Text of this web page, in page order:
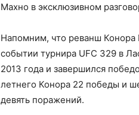
Махно в эксклюзивном
Напомним, что реванш Конора
событии турнира UFC 329 в
2013 года и завершился
летнего Конора 22 победы и
девять поражений.